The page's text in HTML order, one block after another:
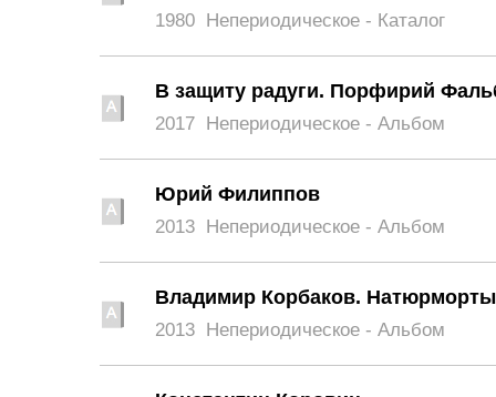
1980 Непериодическое - Каталог
В защиту радуги. Порфирий
2017 Непериодическое - Альбом
Юрий Филиппов
2013 Непериодическое - Альбом
Владимир Корбаков. Натюрморты
2013 Непериодическое - Альбом